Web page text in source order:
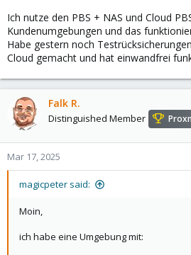
Ich nutze den PBS + NAS und Cloud
Kundenumgebungen und das
Habe gestern noch
Cloud gemacht und hat einwandfrei
Falk R.
Distinguished Member
Mar 17, 2025
magicpeter said:
Moin,
ich habe eine Umgebung mit: